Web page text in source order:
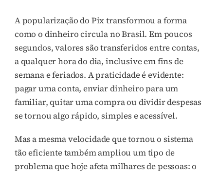
A popularização do Pix transformou a forma
como o dinheiro circula no Brasil. Em poucos
segundos, valores são transferidos entre contas,
a qualquer hora do dia, inclusive em fins de
semana e feriados. A praticidade é evidente:
pagar uma conta, enviar dinheiro para um
familiar, quitar uma compra ou dividir despesas
se tornou algo rápido, simples e acessível.
Mas a mesma velocidade que tornou o sistema
tão eficiente também ampliou um tipo de
problema que hoje afeta milhares de pessoas: o